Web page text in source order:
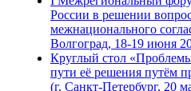
России в решении
межнационального
Волгоград, 18-19 июня
Круглый стол
пути её решения путём
(г. Санкт-Петербург, 20